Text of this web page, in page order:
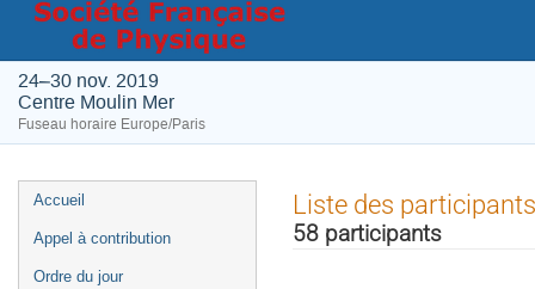
24–30 nov. 2019
Centre Moulin Mer
Fuseau horaire Europe/Paris
Menu
de
Accueil
Appel à contribution
Ordre du jour
Liste des participants
58 participants